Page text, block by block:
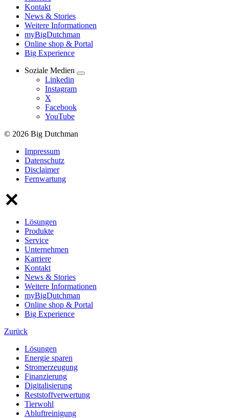
Kontakt
News & Stories
Weitere Informationen
myBigDutchman
Online shop & Portal
Big Experience
Soziale Medien
Linkedin
Instagram
X
Facebook
YouTube
© 2026 Big Dutchman
Impressum
Datenschutz
Disclaimer
Fernwartung
Lösungen
Produkte
Service
Unternehmen
Karriere
Kontakt
News & Stories
Weitere Informationen
myBigDutchman
Online shop & Portal
Big Experience
Zurück
Lösungen
Energie sparen
Stromerzeugung
Finanzierung
Digitalisierung
Reststoffverwertung
Tierwohl
Abluftreinigung